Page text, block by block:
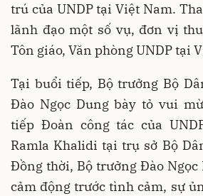
trú của UNDP tại Việt Nam.
lãnh đạo một số vụ, đơn vị
Tôn giáo, Văn phòng UNDP tại
Tại buổi tiếp, Bộ trưởng Bộ
Đào Ngọc Dung bày tỏ vui
tiếp Đoàn công tác của
Ramla Khalidi tại trụ sở Bộ
Đồng thời, Bộ trưởng Đào Ngọc
cảm động trước tình cảm, sự